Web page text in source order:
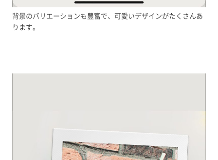
背景のバリエーションも豊富で、可愛いデザインがたくさんあ
ります。